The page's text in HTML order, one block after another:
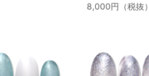
8,000円（税抜）